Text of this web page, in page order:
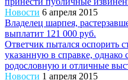
Новости 6 апреля 2015
Владелец шарпея,
выплатит 121 000 руб.
Ответчик пытался оспорить
указанную в справке, однако
родословную и отличные
Новости 1 апреля 2015